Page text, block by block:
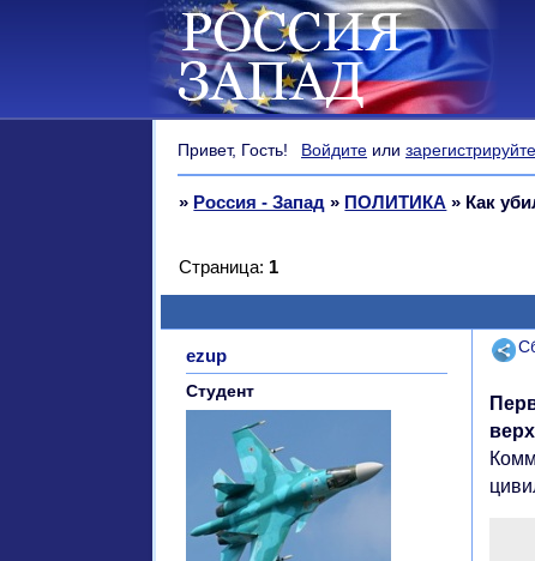
Привет, Гость! Войдите или
» Россия - Запад » ПОЛИТИКА » Как
Страница: 1
ezup
Студент